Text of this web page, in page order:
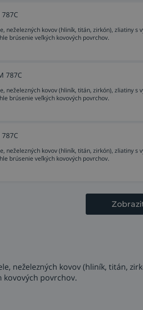
neželezných kovov (hliník, titán, zirkón), zliatiny s
brúsenie veľkých kovových povrchov.
787C
neželezných kovov (hliník, titán, zirkón), zliatiny s
brúsenie veľkých kovových povrchov.
neželezných kovov (hliník, titán, zirkón), zliatiny s
brúsenie veľkých kovových povrchov.
neželezných kovov (hliník, titán,
kovových povrchov.